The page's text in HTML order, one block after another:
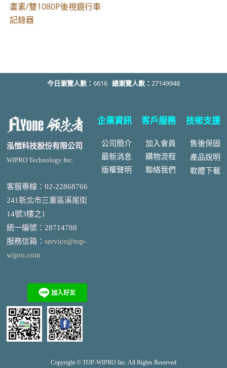
畫素/雙1080P後視鏡行車
記錄器
今日瀏覽人數： 6616 總瀏覽人數： 27149948
泓愷科技股份有限公司
WIPRO Technology Inc.
客服專線：02-22868766
241新北市三重區溪尾街
14號3樓之1
統一編號 ： 28714788
服務信箱： service@top-
wipro.com
企業資訊
公司簡介
最新消息
版權聲明
客戶服務
加入會員
購物流程
聯絡我們
技術支援
售後保固
產品說明
軟體下載
Copyright © TOP-WIPRO Inc. All Rights Reserved